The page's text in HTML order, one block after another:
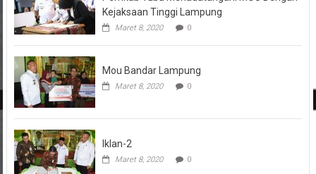
Kejaksaan Tinggi Lampung
Maret 8, 2020 0
Mou Bandar Lampung
Maret 8, 2020 0
Iklan-2
Maret 8, 2020 0